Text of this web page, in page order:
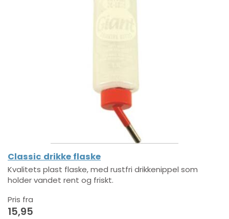
Classic drikke flaske
Kvalitets plast flaske, med rustfri drikkenippel som
holder vandet rent og friskt.
Pris fra
15,95